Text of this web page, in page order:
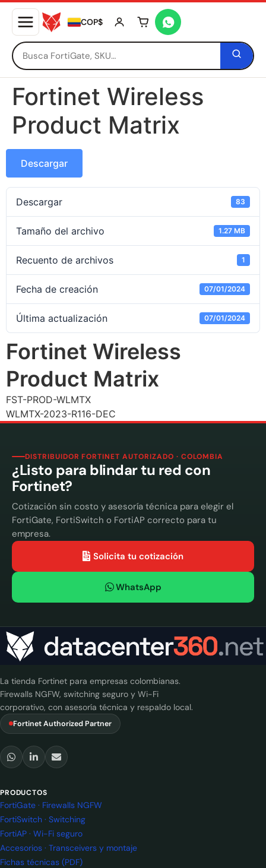
COP$ Tu carrito está vacío
Fortinet Wireless
Product Matrix
Descargar
Descargar 83
Tamaño del archivo 1.27 MB
Recuento de archivos 1
Fecha de creación 07/01/2024
Última actualización 07/01/2024
Fortinet Wireless
Product Matrix
FST-PROD-WLMTX
WLMTX-2023-R116-DEC
DISTRIBUIDOR FORTINET AUTORIZADO · COLOMBIA
¿Listo para blindar tu red con
Fortinet?
Cotización sin costo y asesoría técnica para elegir el
FortiGate, FortiSwitch o FortiAP correcto para tu
empresa.
Solicita tu cotización
WhatsApp
La tienda Fortinet para empresas colombianas.
Firewalls NGFW, switching seguro y Wi-Fi
corporativo, con asesoría técnica y respaldo local.
Fortinet Authorized Partner
PRODUCTOS
FortiGate · Firewalls NGFW
FortiSwitch · Switching
FortiAP · Wi-Fi seguro
Accesorios · Transceivers y montaje
Fichas técnicas (PDF)